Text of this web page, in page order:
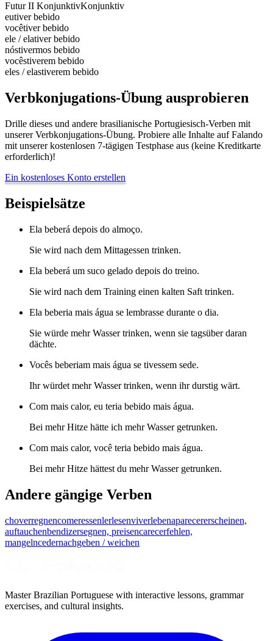
Futur II KonjunktivKonjunktiv
eutiver bebido
vocêtiver bebido
ele / elativer bebido
nóstivermos bebido
vocêstiverem bebido
eles / elastiverem bebido
Verbkonjugations-Übung ausprobieren
Drille dieses und andere brasilianische Portugiesisch-Verben mit
unserer Verbkonjugations-Übung. Probiere alle Inhalte auf Falando
mit unserer kostenlosen 7-tägigen Testphase aus (keine Kreditkarte
erforderlich)!
Ein kostenloses Konto erstellen
Beispielsätze
Ela beberá depois do almoço.
Sie wird nach dem Mittagessen trinken.
Ela beberá um suco gelado depois do treino.
Sie wird nach dem Training einen kalten Saft trinken.
Ela beberia mais água se lembrasse durante o dia.
Sie würde mehr Wasser trinken, wenn sie tagsüber daran
dächte.
Vocês beberiam mais água se tivessem sede.
Ihr würdet mehr Wasser trinken, wenn ihr durstig wärt.
Com mais calor, eu teria bebido mais água.
Bei mehr Hitze hätte ich mehr Wasser getrunken.
Com mais calor, você teria bebido mais água.
Bei mehr Hitze hättest du mehr Wasser getrunken.
Andere gängige Verben
choverregnencomeressenlerlesenviverlebenaparecererscheinen,
auftauchenbendizersegnen, preisencarecerfehlen,
mangelncedernachgeben / weichen
Master Brazilian Portuguese with interactive lessons, grammar
exercises, and cultural insights.